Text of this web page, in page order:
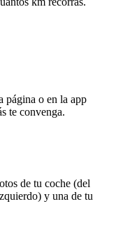
página o en la app
te convenga.
de tu coche (del
y una de tu